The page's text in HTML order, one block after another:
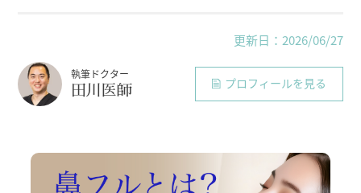
更新日：2026/06/27
執筆ドクター
田川医師 プロフィールを見る